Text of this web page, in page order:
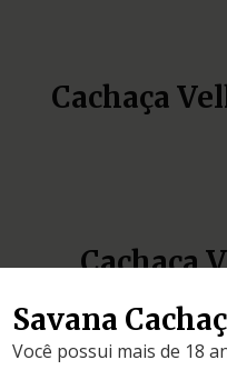
Savana
Você possui mais de 18
Cachaça
Cachaça